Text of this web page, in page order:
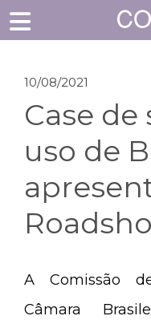
10/08/2021
Case
uso de
A Comissão
Câmara